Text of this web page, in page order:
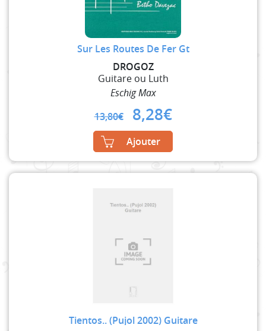
Sur Les Routes De Fer Gt
DROGOZ
Guitare ou Luth
Eschig Max
13,80€ Original
price
was:
13,80€.
8,28€Current
price
8,28€.
Ajouter
Tientos.. (Pujol 2002) Guitare